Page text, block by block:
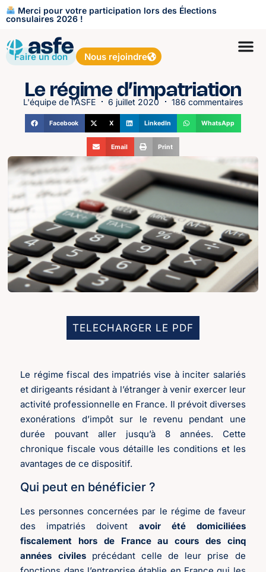
Merci pour votre participation lors des Élections
consulaires 2026 !
Faire un don Nous rejoindre
Le régime d’impatriation
L'équipe de l'ASFE 6 juillet 2020 186 commentaires
Facebook X LinkedIn WhatsApp
Email Print
TELECHARGER LE PDF
Le régime fiscal des impatriés vise à inciter salariés
et dirigeants résidant à l’étranger à venir exercer leur
activité professionnelle en France. Il prévoit diverses
exonérations d’impôt sur le revenu pendant une
durée pouvant aller jusqu’à 8 années. Cette
chronique fiscale vous détaille les conditions et les
avantages de ce dispositif.
Qui peut en bénéficier ?
Les personnes concernées par le régime de faveur
des impatriés doivent avoir été domiciliées
fiscalement hors de France au cours des cinq
années civilesprécédant celle de leur prise de